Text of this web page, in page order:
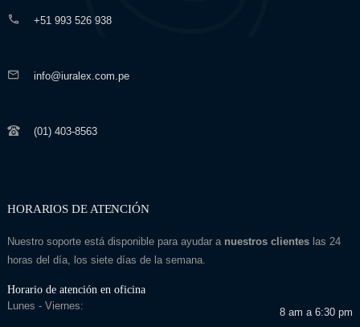
+51 993 526 938
info@iuralex.com.pe
(01) 403-8563
HORARIOS DE ATENCIÓN
Nuestro soporte está disponible para ayudar a nuestros clienteslas 24
horas del día, los siete días de la semana.
Horario de atención en oficina
Lunes - Viernes:
8 am a 6:30 pm